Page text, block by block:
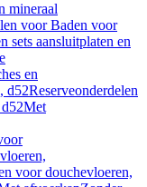
mineraal
voor Baden voor
sets aansluitplaten en
en
d52Reserveonderdelen
Met
voor douchevloeren,